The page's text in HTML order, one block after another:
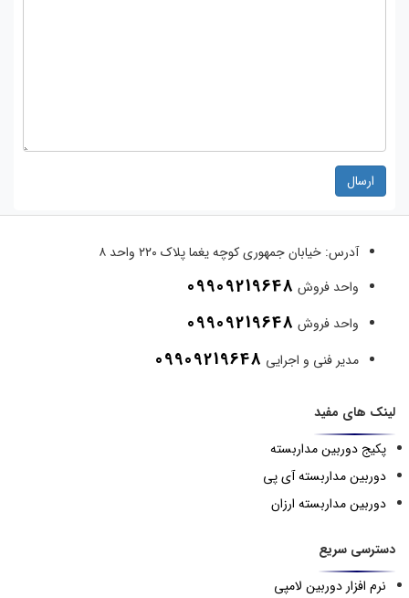
ارسال
آدرس: خیابان جمهوری کوچه یغما پلاک ۲۲۰ واحد ۸
واحد فروش 09909219648
واحد فروش 09909219648
مدیر فنی و اجرایی 09909219648
لینک های مفید
پکیج دوربین مداربسته
دوربین مداربسته آی پی
دوربین مداربسته ارزان
دسترسی سریع
نرم افزار دوربین لامپی